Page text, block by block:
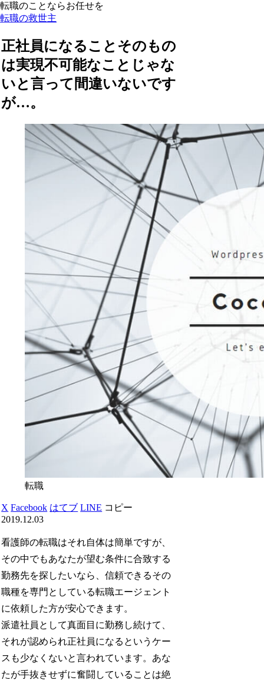
転職のことならお任せを
転職の救世主
正社員になることそのもの
は実現不可能なことじゃな
いと言って間違いないです
が…。
転職
X Facebook はてブ LINE コピー
2019.12.03
看護師の転職はそれ自体は簡単ですが、
その中でもあなたが望む条件に合致する
勤務先を探したいなら、信頼できるその
職種を専門としている転職エージェント
に依頼した方が安心できます。
派遣社員として真面目に勤務し続けて、
それが認められ正社員になるというケー
スも少なくないと言われています。あな
たが手抜きせずに奮闘していることは絶